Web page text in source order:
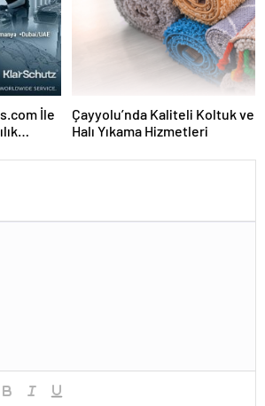
İle
Çayyolu’nda Kaliteli Koltuk ve
Halı Yıkama Hizmetleri